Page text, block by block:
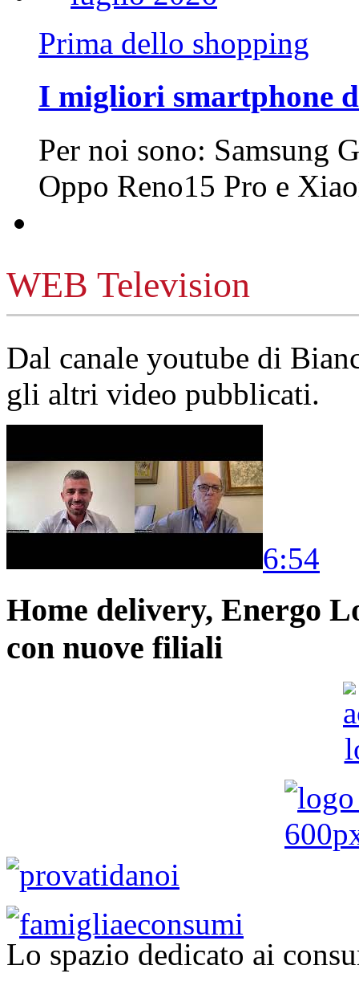
Prima dello shopping
I migliori smartphone
Per noi sono: Samsung
Oppo Reno15 Pro e
WEB Television
Dal canale youtube di
gli altri video pubblicati.
6:54
Home delivery, Energo
con nuove filiali
Lo spazio dedicato ai